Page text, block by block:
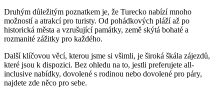
Druhým důležitým poznatkem je, že Turecko nabízí mnoho
možností a atrakcí pro turisty. Od pohádkových pláží až po
historická města a vzrušující památky, země skýtá bohaté a
rozmanité zážitky pro každého.
Další klíčovou věcí, kterou jsme si všimli, je široká škála zájezdů,
které jsou k dispozici. Bez ohledu na to, jestli preferujete all-
inclusive nabídky, dovolené s rodinou nebo dovolené pro páry,
najdete zde něco pro sebe.